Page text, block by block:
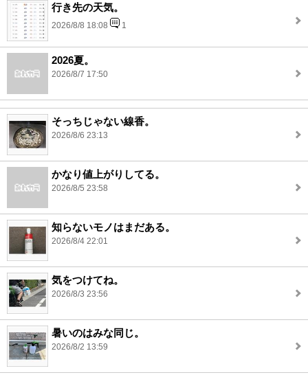
行き先の天気。
2026/8/8 18:08 1
2026夏。
2026/8/7 17:50
そっちじゃない線香。
2026/8/6 23:13
かなり値上がりしてる。
2026/8/5 23:58
知らないモノはまだある。
2026/8/4 22:01
気をつけてね。
2026/8/3 23:56
暑いのはみな同じ。
2026/8/2 13:59